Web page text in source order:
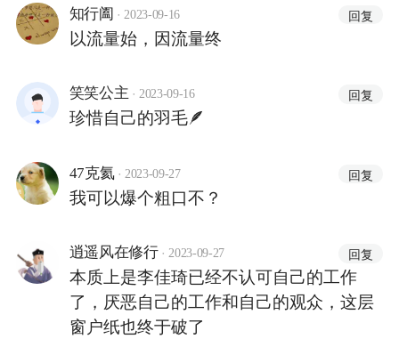
知行阖 · 2023-09-16 回复
以流量始，因流量终
笑笑公主 · 2023-09-16 回复
珍惜自己的羽毛🪶
47克氦 · 2023-09-27 回复
我可以爆个粗口不？
逍遥风在修行 · 2023-09-27 回复
本质上是李佳琦已经不认可自己的工作
了，厌恶自己的工作和自己的观众，这层
窗户纸也终于破了